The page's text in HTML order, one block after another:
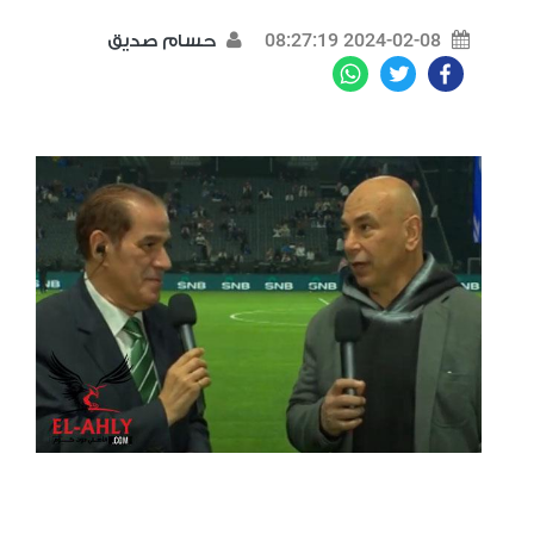
2024-02-08 08:27:19 حسام صديق
Facebook
Twitter